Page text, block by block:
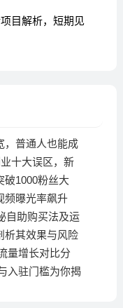
目解析，短期见
，普通人也能成
十大误区，新
破1000粉丝大
频曝光率飙升
自助购买法及运
析其效果与风险
量增长对比分
入驻门槛为你揭